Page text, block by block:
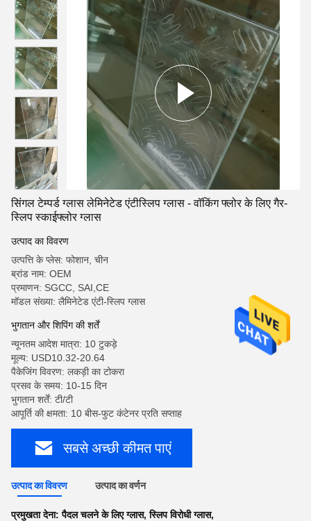
सिंगल टेम्पर्ड ग्लास लेमिनेटेड एंटीस्लिप ग्लास - वॉकिंग फ्लोर के लिए गैर-
स्लिप स्काईफ्लोर ग्लास
उत्पाद का विवरण
उत्पत्ति के प्लेस: फोशान, चीन
ब्रांड नाम: OEM
प्रमाणन: SGCC, SAI,CE
मॉडल संख्या: लैमिनेटेड एंटी-स्लिप ग्लास
भुगतान और शिपिंग की शर्तें
न्यूनतम आदेश मात्रा: 10 टुकड़े
मूल्य: USD10.32-20.64
पैकेजिंग विवरण: लकड़ी का टोकरा
प्रसव के समय: 10-15 दिन
भुगतान शर्तें: टी/टी
आपूर्ति की क्षमता: 10 बीस-फुट कंटेनर प्रति सप्ताह
सबसे अच्छी कीमत पाएं
उत्पाद का विवरण उत्पाद का वर्णन
प्रमुखता देना:पैदल चलने के लिए ग्लास,स्लिप विरोधी ग्लास,